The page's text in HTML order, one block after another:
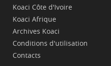
Koaci Côte d'Ivoire
Koaci Afrique
Archives Koaci
Conditions d'utilisation
Contacts